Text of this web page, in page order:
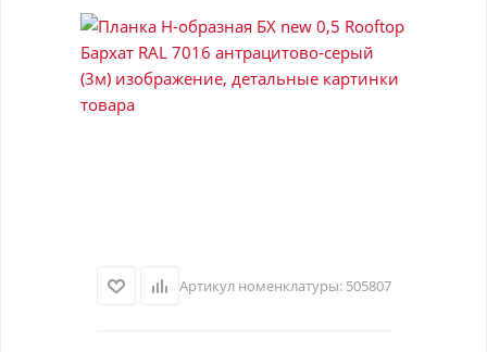
Артикул номенклатуры: 505807